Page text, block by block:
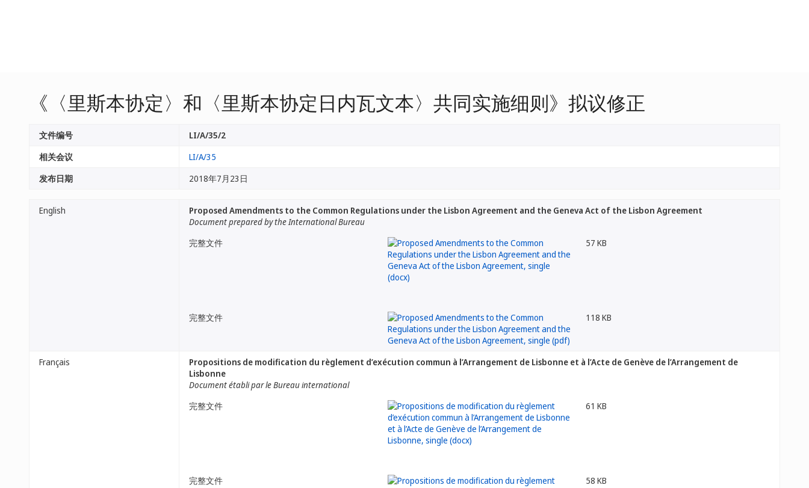
《〈里斯本协定〉和〈里斯本协定日内瓦文本〉共同实施细则》拟议修正
文件编号
LI/A/35/2
相关会议
LI/A/35
发布日期
2018年7月23日
English
Proposed Amendments to the Common Regulations under the Lisbon Agreement and the Geneva Act of the Lisbon Agreement
Document prepared by the International Bureau
完整文件
57 KB
完整文件 118 KB
Français
Propositions de modification du règlement d’exécution commun à l’Arrangement de Lisbonne et à l’Acte de Genève de l’Arrangement de
Lisbonne
Document établi par le Bureau international
完整文件
61 KB
完整文件 58 KB